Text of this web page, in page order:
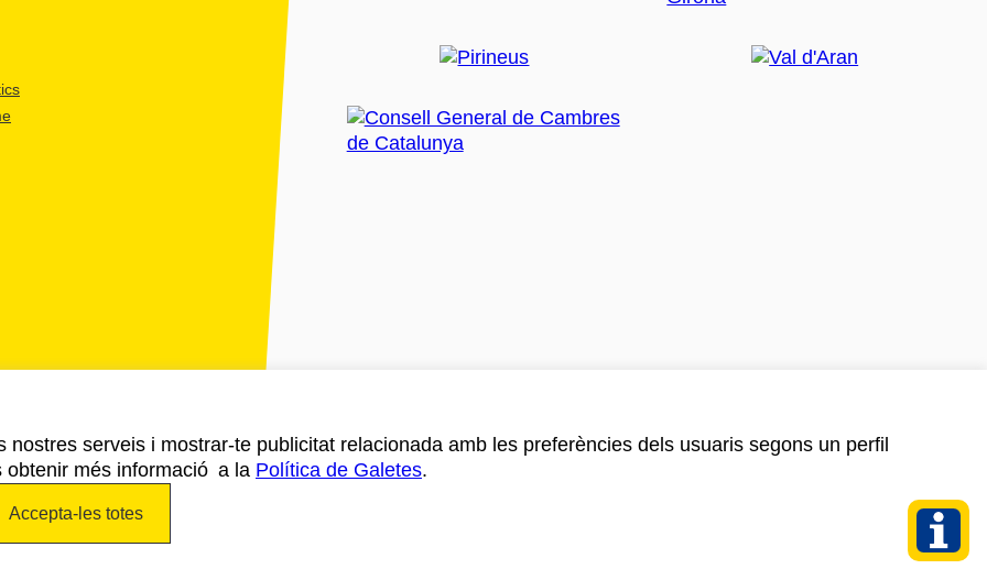
serveis i mostrar-te publicitat relacionada amb les preferències dels usuaris segons un perfil
obtenir més informació a la Política de Galetes.
Accepta-les totes